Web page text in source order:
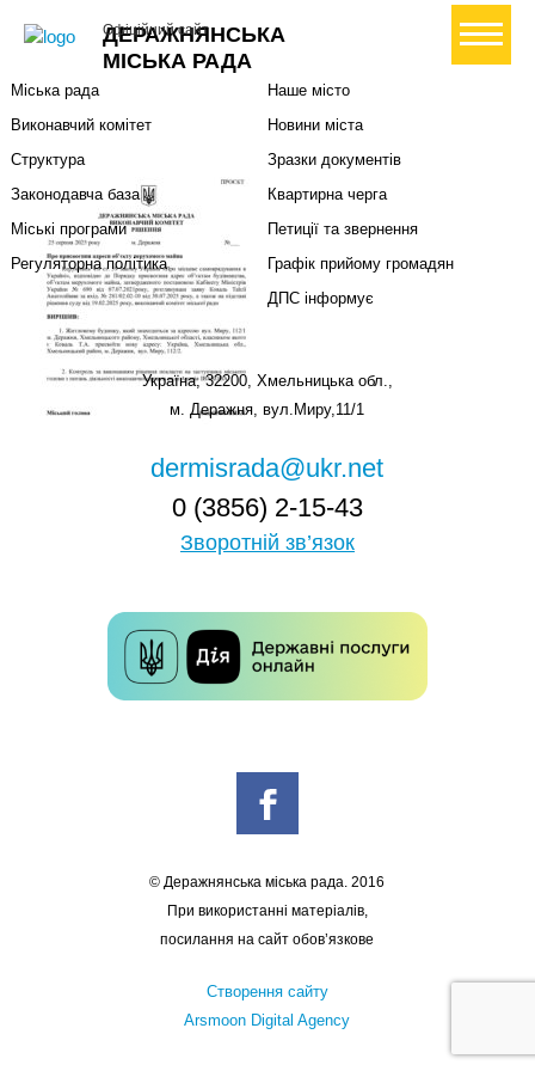
ДЕРАЖНЯНСЬКА
МІСЬКА РАДА
Офіційний сайт+ Створити петицію
Міський голова
Міська рада
Виконавчий комітет
Структура
Законодавча база
Міські програми
Регуляторна політика
Наше місто
Новини міста
Зразки документів
Квартирна черга
Петиції та звернення
Графік прийому громадян
ДПС інформує
Україна, 32200, Хмельницька обл.,
м. Деражня, вул.Миру,11/1
dermisrada@ukr.net
0 (3856) 2-15-43
Зворотній зв’язок
© Деражнянська міська рада. 2016
При використанні матеріалів,
посилання на сайт обов’язкове
Створення сайту
Arsmoon Digital Agency